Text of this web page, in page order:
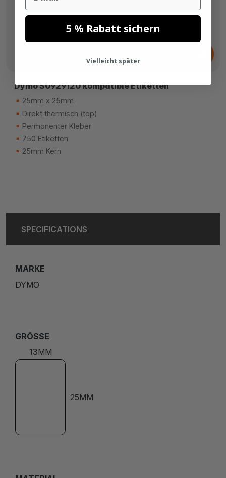
Ab
Dymo S0929120 kompatible Etiketten
25mm x 25mm
Direkt thermisch (top)
Permanenter Kleber
750 Etiketten
25mm Kern
SPECIFICATIONS
MARKE
DYMO
GRÖSSE
13MM
25MM
5 % Rabatt sichern
Vielleicht später